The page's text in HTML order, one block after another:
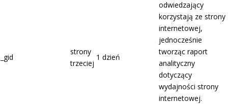
_gid
strony
trzeciej
1 dzień
odwiedzający
korzystają ze strony
internetowej,
jednocześnie
tworząc raport
analityczny
dotyczący
wydajności strony
internetowej.